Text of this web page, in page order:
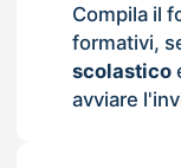
Compila il
formativi,
scolastico
avviare